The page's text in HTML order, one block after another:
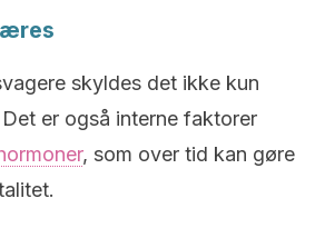
skyldes det ikke kun
er også interne faktorer
, som over tid kan gøre